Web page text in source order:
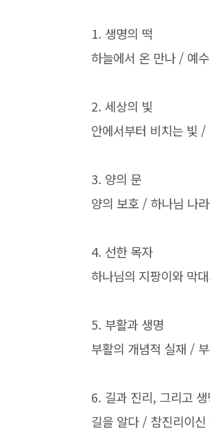
1. 생명의 떡
하늘에서 온 만나/ 예
2. 세상의 빛
안에서부터 비치는 빛 /
3. 양의 문
양의 보호 /하나님 나
4. 선한 목자
하나님의 지팡이와 막
5. 부활과 생명
부활의 개념적 실재 /
6. 길과 진리, 그리고 생
길을 알다/ 참진리이신